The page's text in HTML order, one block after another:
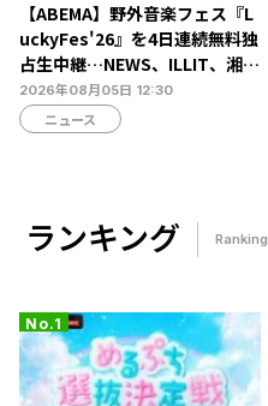
【ABEMA】野外音楽フェス『L
uckyFes'26』を4日連続無料独
占生中継…NEWS、ILLIT、湘南
乃風ら60組以上が集結
2026年08月05日 12:30
ニュース
ランキング Ranking